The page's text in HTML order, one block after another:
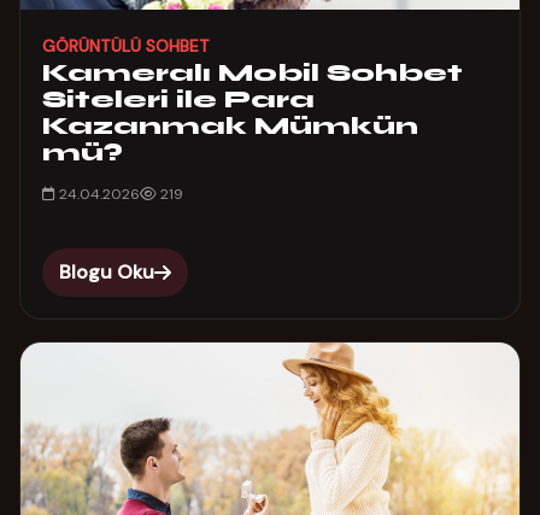
GÖRÜNTÜLÜ SOHBET
Kameralı Mobil Sohbet
Siteleri ile Para
Kazanmak Mümkün
mü?
24.04.2026 219
Blogu Oku